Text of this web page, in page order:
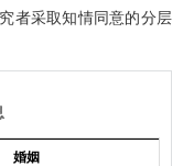
者采取知情同意的分层
婚姻